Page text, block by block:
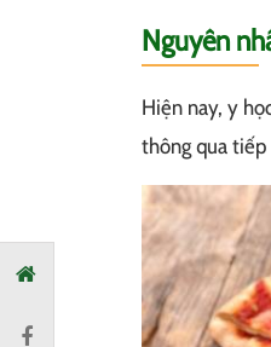
Nguyên
Hiện nay, y
thông qua